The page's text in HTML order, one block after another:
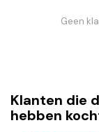
Geen
Klanten die
hebben